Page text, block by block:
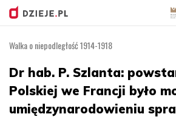
treści
Walka o niepodległość 1914-1918
Dr hab. P. Szlanta:
Polskiej we Francji było
umiędzynarodowieniu